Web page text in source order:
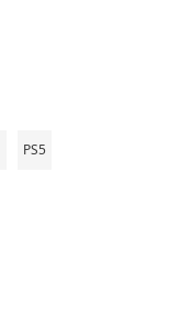
PS5